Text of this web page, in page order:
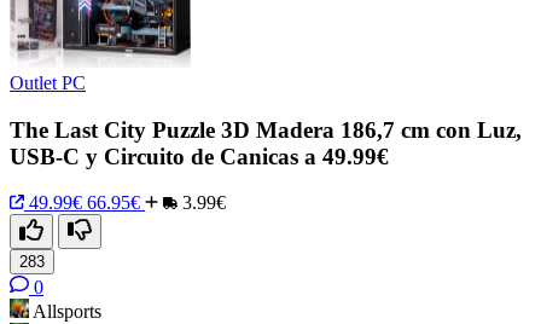
Outlet PC
The Last City Puzzle 3D Madera 186,7 cm con Luz,
USB-C y Circuito de Canicas a 49.99€
49.99€ 66.95€ 3.99€
283
0
Allsports